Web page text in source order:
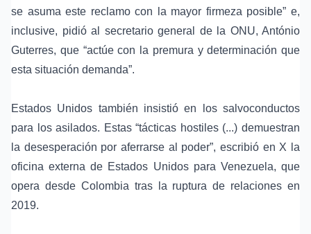
se asuma este reclamo con la mayor firmeza posible” e,
inclusive, pidió al secretario general de la ONU, António
Guterres, que “actúe con la premura y determinación que
esta situación demanda”.
Estados Unidos también insistió en los salvoconductos
para los asilados. Estas “tácticas hostiles (...) demuestran
la desesperación por aferrarse al poder”, escribió en X la
oficina externa de Estados Unidos para Venezuela, que
opera desde Colombia tras la ruptura de relaciones en
2019.